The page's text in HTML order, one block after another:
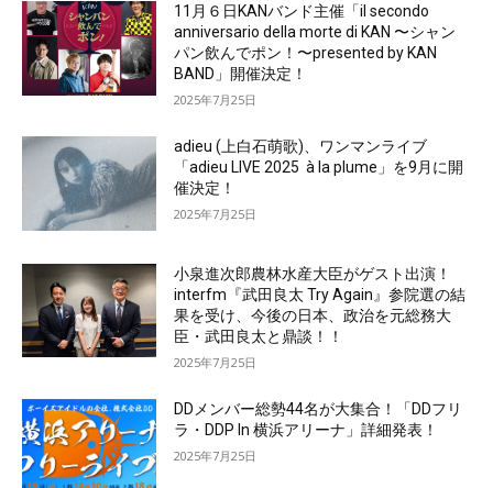
11月６日KANバンド主催「il secondo
anniversario della morte di KAN 〜シャン
パン飲んでポン！〜presented by KAN
BAND」開催決定！
2025年7月25日
adieu (上白石萌歌)、ワンマンライブ
「adieu LIVE 2025 à la plume」を9月に開
催決定！
2025年7月25日
小泉進次郎農林水産大臣がゲスト出演！
interfm『武田良太 Try Again』参院選の結
果を受け、今後の日本、政治を元総務大
臣・武田良太と鼎談！！
2025年7月25日
DDメンバー総勢44名が大集合！「DDフリ
ラ・DDP In 横浜アリーナ」詳細発表！
2025年7月25日